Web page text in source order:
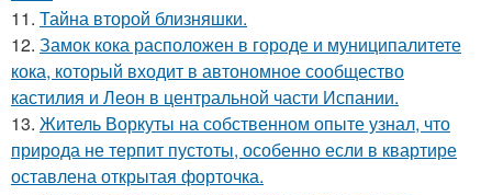
11. Тайна второй близняшки.
12. Замок кока расположен в городе и муниципалитете
кока, который входит в автономное сообщество
кастилия и Леон в центральной части Испании.
13. Житель Воркуты на собственном опыте узнал, что
природа не терпит пустоты, особенно если в квартире
оставлена открытая форточка.